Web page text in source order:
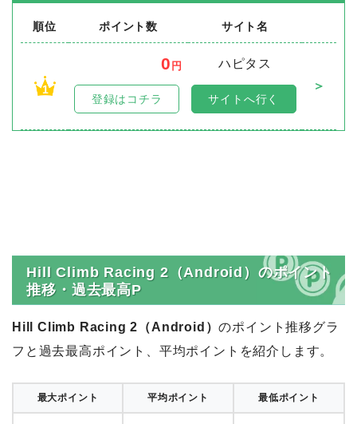
順位 ポイント数 サイト名
1
0 円
ハピタス
＞
登録はコチラ サイトへ行く
Hill Climb Racing 2（Android）のポイント
推移・過去最高P
Hill Climb Racing 2（Android）のポイント推移グラ
フと過去最高ポイント、平均ポイントを紹介します。
最大ポイント 平均ポイント 最低ポイント